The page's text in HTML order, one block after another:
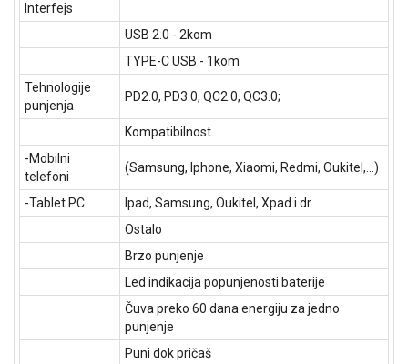
Interfejs
USB 2.0 - 2kom
TYPE-C USB - 1kom
Tehnologije
punjenja
PD2.0, PD3.0, QC2.0, QC3.0;
Kompatibilnost
-Mobilni
telefoni
(Samsung, Iphone, Xiaomi, Redmi, Oukitel,...)
-Tablet PC
Ipad, Samsung, Oukitel, Xpad i dr...
Ostalo
Brzo punjenje
Led indikacija popunjenosti baterije
Čuva preko 60 dana energiju za jedno
punjenje
Puni dok pričaš